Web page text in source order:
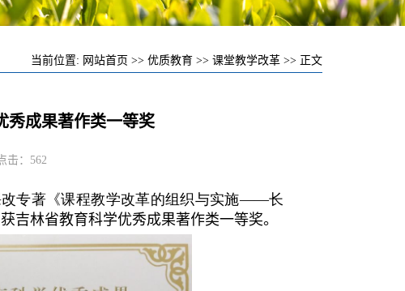
当前位置: 网站首页 >> 优质教育 >> 课堂教学改革 >> 正文
秀成果著作类一等奖
击： 562
专著《课程教学改革的组织与实施——长
吉林省教育科学优秀成果著作类一等奖。